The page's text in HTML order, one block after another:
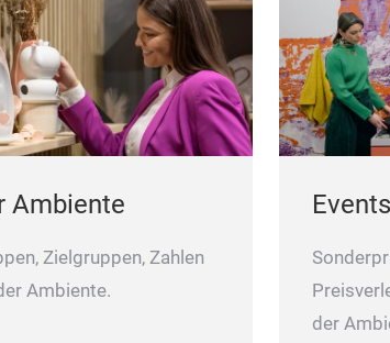
Ambiente
Zielgruppen, Zahlen
Ambiente.
der